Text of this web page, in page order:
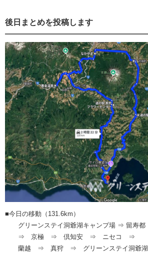
後日まとめを投稿します
■今日の移動（131.6km）
グリーンステイ洞爺湖キャンプ場 ⇒ 留寿都
⇒ 京極 ⇒ 倶知安 ⇒ ニセコ ⇒
蘭越 ⇒ 真狩 ⇒ グリーンステイ洞爺湖